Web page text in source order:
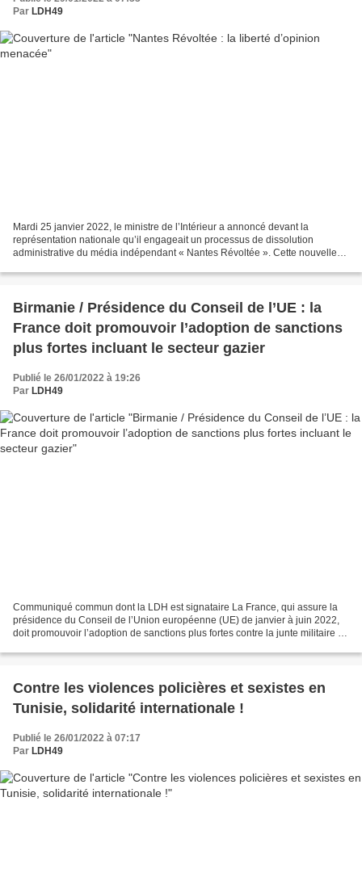
Par LDH49
Mardi 25 janvier 2022, le ministre de l’Intérieur a annoncé devant la
représentation nationale qu’il engageait un processus de dissolution
administrative du média indépendant « Nantes Révoltée ». Cette nouvelle
Birmanie / Présidence du Conseil de l’UE : la
France doit promouvoir l’adoption de sanctions
plus fortes incluant le secteur gazier
Publié le 26/01/2022 à 19:26
Par LDH49
Communiqué commun dont la LDH est signataire La France, qui assure la
présidence du Conseil de l’Union européenne (UE) de janvier à juin 2022,
doit promouvoir l’adoption de sanctions plus fortes contre la junte militaire en
Contre les violences policières et sexistes en
Tunisie, solidarité internationale !
Publié le 26/01/2022 à 07:17
Par LDH49